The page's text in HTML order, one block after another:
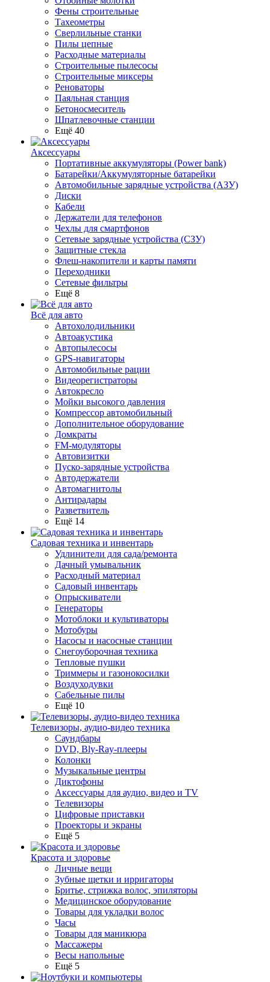
Фены строительные
Тахеометры
Сверлильные станки
Пилы цепные
Расходные материалы
Строительные пылесосы
Строительные миксеры
Реноваторы
Паяльная станция
Бетоносмеситель
Шпатлевочные станции
Ещё 40
Аксессуары
Портативные аккумуляторы (Power bank)
Батарейки/Аккумуляторные батарейки
Автомобильные зарядные устройства (АЗУ)
Диски
Кабели
Держатели для телефонов
Чехлы для смартфонов
Сетевые зарядные устройства (СЗУ)
Защитные стекла
Флеш-накопители и карты памяти
Переходники
Сетевые фильтры
Ещё 8
Всё для авто
Автохолодильники
Автоакустика
Автопылесосы
GPS-навигаторы
Автомобильные рации
Видеорегистраторы
Автокресло
Мойки высокого давления
Компрессор автомобильный
Дополнительное оборудование
Домкраты
FM-модуляторы
Автовизитки
Пуско-зарядные устройства
Автодержатели
Автомагнитолы
Антирадары
Разветвитель
Ещё 14
Садовая техника и инвентарь
Удлинители для сада/ремонта
Дачный умывальник
Расходный материал
Садовый инвентарь
Опрыскиватели
Генераторы
Мотоблоки и культиваторы
Мотобуры
Насосы и насосные станции
Снегоуборочная техника
Тепловые пушки
Триммеры и газонокосилки
Воздуходувки
Сабельные пилы
Ещё 10
Телевизоры, аудио-видео техника
Саундбары
DVD, Bly-Ray-плееры
Колонки
Музыкальные центры
Диктофоны
Аксессуары для аудио, видео и TV
Телевизоры
Цифровые приставки
Проекторы и экраны
Ещё 5
Красота и здоровье
Личные вещи
Зубные щетки и ирригаторы
Бритье, стрижка волос, эпиляторы
Медицинское оборудование
Товары для укладки волос
Часы
Товары для маникюра
Массажеры
Весы напольные
Ещё 5